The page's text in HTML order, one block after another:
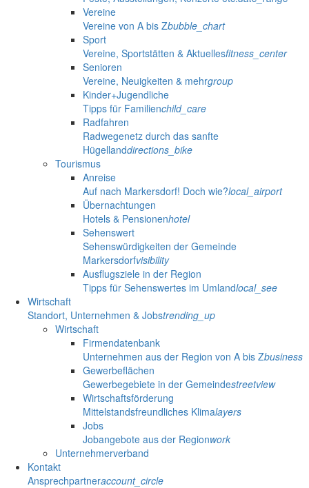
Vereine
Vereine von A bis Zbubble_chart
Sport
Vereine, Sportstätten & Aktuellesfitness_center
Senioren
Vereine, Neuigkeiten & mehrgroup
Kinder+Jugendliche
Tipps für Familienchild_care
Radfahren
Radwegenetz durch das sanfte
Hügellanddirections_bike
Tourismus
Anreise
Auf nach Markersdorf! Doch wie?local_airport
Übernachtungen
Hotels & Pensionenhotel
Sehenswert
Sehenswürdigkeiten der Gemeinde
Markersdorfvisibility
Ausflugsziele in der Region
Tipps für Sehenswertes im Umlandlocal_see
Wirtschaft
Standort, Unternehmen & Jobstrending_up
Wirtschaft
Firmendatenbank
Unternehmen aus der Region von A bis Zbusiness
Gewerbeflächen
Gewerbegebiete in der Gemeindestreetview
Wirtschaftsförderung
Mittelstandsfreundliches Klimalayers
Jobs
Jobangebote aus der Regionwork
Unternehmerverband
Kontakt
Ansprechpartneraccount_circle